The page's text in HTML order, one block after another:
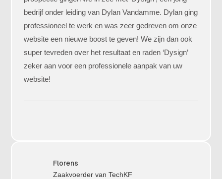
bedrijf onder leiding van Dylan Vandamme. Dylan ging
professioneel te werk en was zeer gedreven om onze
website een nieuwe boost te geven! We zijn dan ook
super tevreden over het resultaat en raden ‘Dysign’
zeker aan voor een professionele aanpak van uw
website!
Florens
Zaakvoerder van TechKF